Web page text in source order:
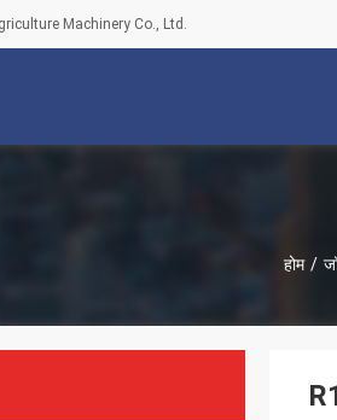
Machinery Co., Ltd.
होम /